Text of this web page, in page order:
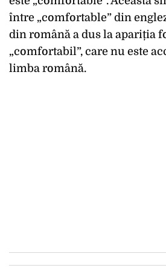
între „comfortable” din
din română a dus la apariția
„comfortabil”, care nu este
limba română.